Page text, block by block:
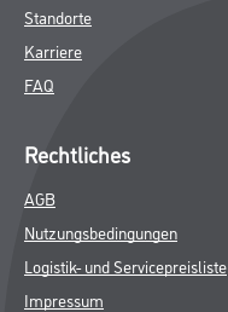
Standorte
Karriere
FAQ
Rechtliches
AGB
Nutzungsbedingungen
Logistik- und Servicepreisliste
Impressum